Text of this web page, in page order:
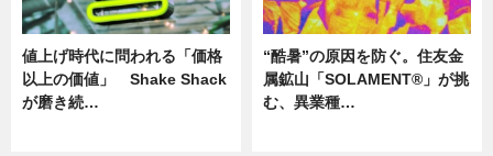
値上げ時代に問われる「価格
以上の価値」 Shake Shack
が磨き続…
“酷暑”の原因を防ぐ。住友金
属鉱山「SOLAMENT®」が挑
む、異業種…